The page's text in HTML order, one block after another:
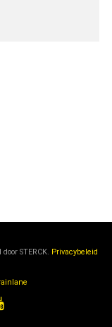
door STERCK. Privacybeleid